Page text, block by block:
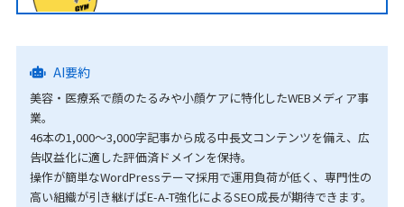
AI要約
美容・医療系で顔のたるみや小顔ケアに特化したWEBメディア事
業。
46本の1,000〜3,000字記事から成る中長文コンテンツを備え、広
告収益化に適した評価済ドメインを保持。
操作が簡単なWordPressテーマ採用で運用負荷が低く、専門性の
高い組織が引き継げばE-A-T強化によるSEO成長が期待できます。